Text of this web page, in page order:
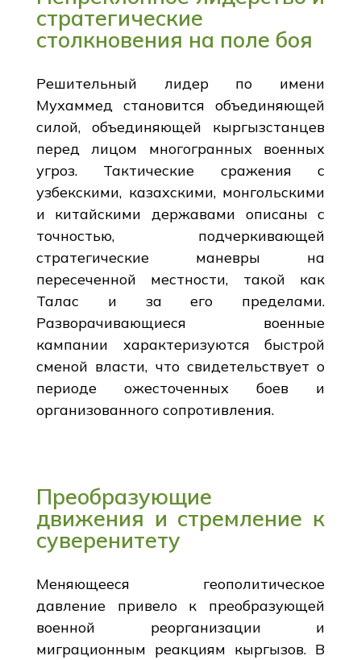
стратегические
столкновения на поле боя
Решительный лидер по имени
Мухаммед становится объединяющей
силой, объединяющей кыргызстанцев
перед лицом многогранных военных
угроз. Тактические сражения с
узбекскими, казахскими, монгольскими
и китайскими державами описаны с
точностью, подчеркивающей
стратегические маневры на
пересеченной местности, такой как
Талас и за его пределами.
Разворачивающиеся военные
кампании характеризуются быстрой
сменой власти, что свидетельствует о
периоде ожесточенных боев и
организованного сопротивления.
Преобразующие
движения и стремление к
суверенитету
Меняющееся геополитическое
давление привело к преобразующей
военной реорганизации и
миграционным реакциям кыргызов. В